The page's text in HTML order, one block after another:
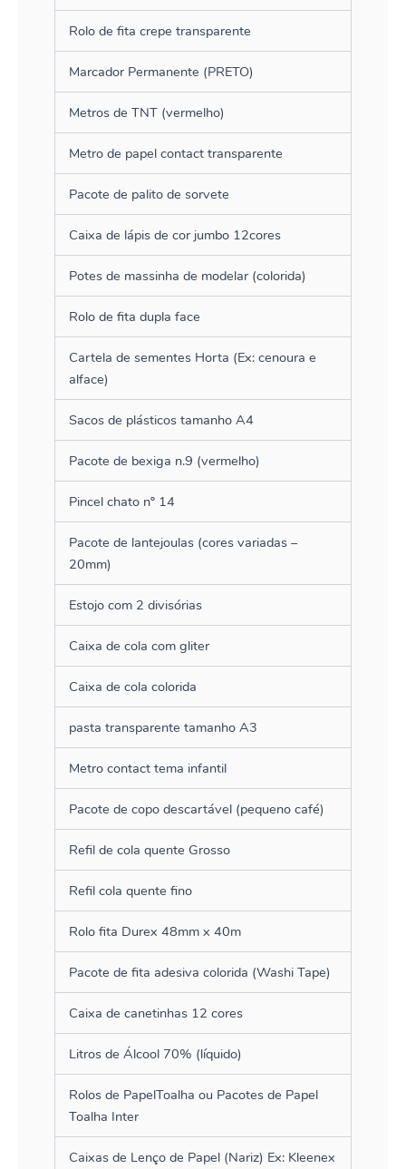
Rolo de fita crepe transparente
Marcador Permanente (PRETO)
Metros de TNT (vermelho)
Metro de papel contact transparente
Pacote de palito de sorvete
Caixa de lápis de cor jumbo 12cores
Potes de massinha de modelar (colorida)
Rolo de fita dupla face
Cartela de sementes Horta (Ex: cenoura e
alface)
Sacos de plásticos tamanho A4
Pacote de bexiga n.9 (vermelho)
Pincel chato nº 14
Pacote de lantejoulas (cores variadas –
20mm)
Estojo com 2 divisórias
Caixa de cola com gliter
Caixa de cola colorida
pasta transparente tamanho A3
Metro contact tema infantil
Pacote de copo descartável (pequeno café)
Refil de cola quente Grosso
Refil cola quente fino
Rolo fita Durex 48mm x 40m
Pacote de fita adesiva colorida (Washi Tape)
Caixa de canetinhas 12 cores
Litros de Álcool 70% (líquido)
Rolos de PapelToalha ou Pacotes de Papel
Toalha Inter
Caixas de Lenço de Papel (Nariz) Ex: Kleenex